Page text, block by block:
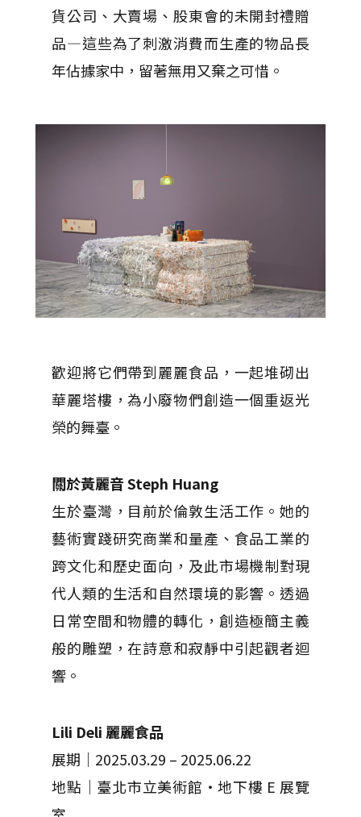
貨公司、大賣場、股東會的未開封禮贈
品—這些為了刺激消費而生產的物品長
年佔據家中，留著無用又棄之可惜。
歡迎將它們帶到麗麗食品，一起堆砌出
華麗塔樓，為小廢物們創造一個重返光
榮的舞臺。
關於黃麗音 Steph Huang
生於臺灣，目前於倫敦生活工作。她的
藝術實踐研究商業和量產、食品工業的
跨文化和歷史面向，及此市場機制對現
代人類的生活和自然環境的影響。透過
日常空間和物體的轉化，創造極簡主義
般的雕塑，在詩意和寂靜中引起觀者迴
響。
Lili Deli 麗麗食品
展期｜2025.03.29 – 2025.06.22
地點｜臺北市立美術館・地下樓 E 展覽